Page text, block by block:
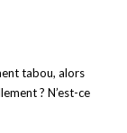
tabou, alors
? N’est-ce